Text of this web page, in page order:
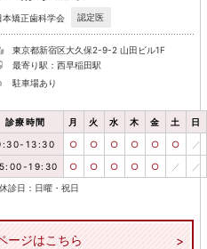
本矯正歯科学会 認定医
東京都新宿区大久保2-9-2 山田ビル1F
最寄り駅：西早稲田駅
駐車場あり
診療時間 月 火 水 木 金 土 日
13:30 ○ ○ ○ ○ ○ ○ ／
19:30 ○ ○ ○ ○ ○ ／ ／
休診日：日曜・祝日
ージはこちら